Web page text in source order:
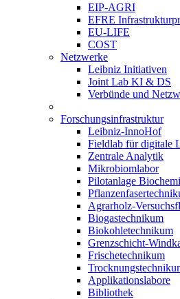
EIP-AGRI
EFRE
EU-LIFE
COST
Netzwerke
Leibniz Initiativen
Joint Lab KI & DS
Verbünde und
Forschungsinfrastruktur
Leibniz-InnoHof
Fieldlab für digitale
Zentrale Analytik
Mikrobiomlabor
Pilotanlage
Agrarholz-
Biogastechnikum
Biokohletechnikum
Grenzschicht-
Frischetechnikum
Applikationslabore
Bibliothek